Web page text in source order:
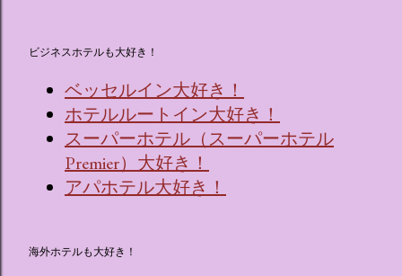
ビジネスホテルも大好き！
ベッセルイン大好き！
ホテルルートイン大好き！
スーパーホテル（スーパーホテル
Premier）大好き！
アパホテル大好き！
海外ホテルも大好き！